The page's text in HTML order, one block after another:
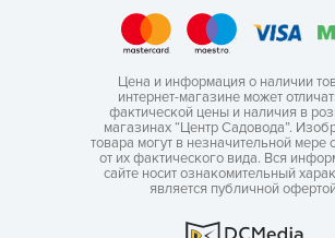
Цена и информация о наличии
интернет-магазине может
фактической цены и наличия в
магазинах “Центр Садовода”.
товара могут в незначительной мере
от их фактического вида. Вся
сайте носит ознакомительный
является публичной